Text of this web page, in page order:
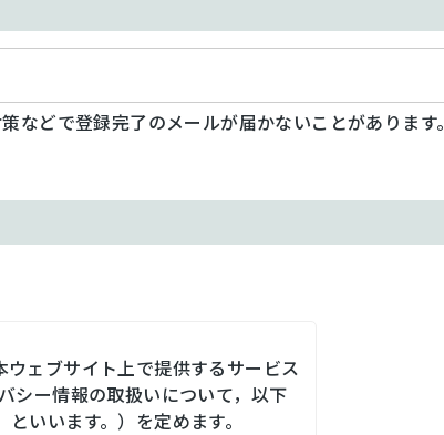
などで登録完了のメールが届かないことがあります。
ェブサイト上で提供するサービス
シー情報の取扱いについて，以下
いいます。）を定めます。